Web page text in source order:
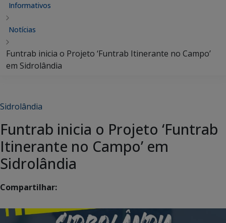
Informativos
Notícias
Funtrab inicia o Projeto ‘Funtrab Itinerante no Campo’
em Sidrolândia
Sidrolândia
Funtrab inicia o Projeto ‘Funtrab
Itinerante no Campo’ em
Sidrolândia
Compartilhar: